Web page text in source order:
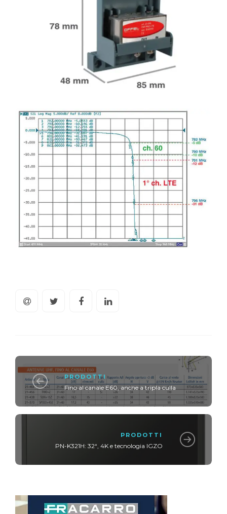
PRODOTTI
Fino al canale E60, anche a tripla culla
PRODOTTI
PN-K321H: 32“, 4K e tecnologia IGZO